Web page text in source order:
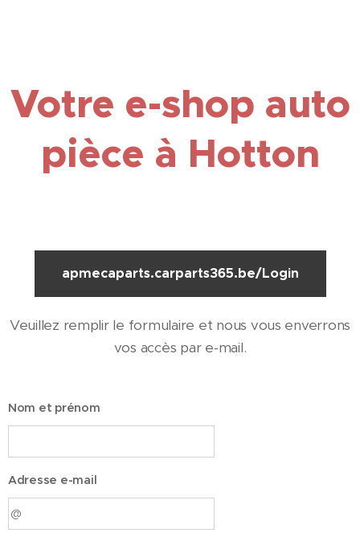
Votre e-shop auto
pièce à Hotton
apmecaparts.carparts365.be/Login
Veuillez remplir le formulaire et nous vous enverrons
vos accès par e-mail.
Nom et prénom
Adresse e-mail